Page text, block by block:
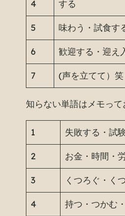
4 する
5 味わう・試食す
6 歓迎する・迎え
7 (声を立てて）笑
知らない単語はメモって
1 失敗する・試
2 お金・時間・
3 くつろぐ・く
4 持つ・つかむ